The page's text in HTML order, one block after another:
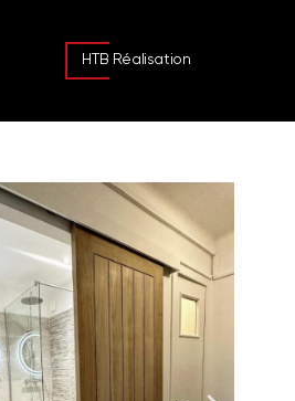
HTB Réalisation